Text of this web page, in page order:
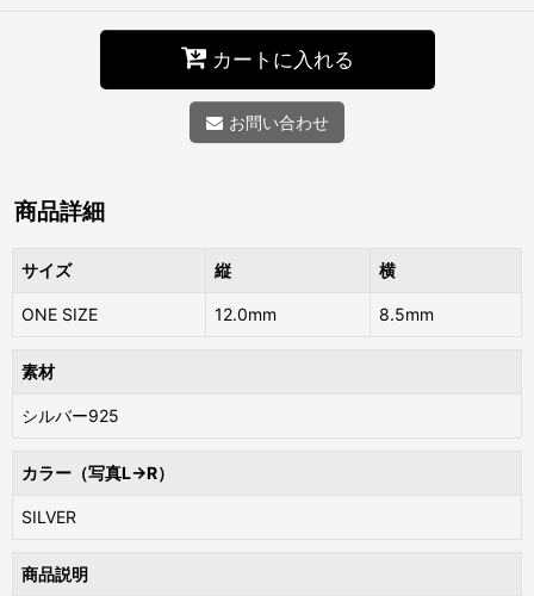
カートに入れる
お問い合わせ
商品詳細
サイズ 縦 横
ONE SIZE 12.0mm 8.5mm
素材
シルバー925
カラー（写真L→R）
SILVER
商品説明